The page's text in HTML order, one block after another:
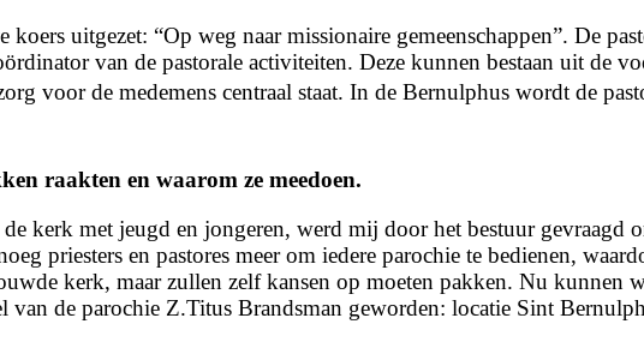
uitgezet: “Op weg naar missionaire gemeenschappen”. De
van de pastorale activiteiten. Deze kunnen bestaan uit de
voor de medemens centraal staat. In de Bernulphus wordt de
raakten en waarom ze meedoen.
kerk met jeugd en jongeren, werd mij door het bestuur gevraagd
priesters en pastores meer om iedere parochie te bedienen,
kerk, maar zullen zelf kansen op moeten pakken. Nu kunnen
de parochie Z.Titus Brandsman geworden: locatie Sint